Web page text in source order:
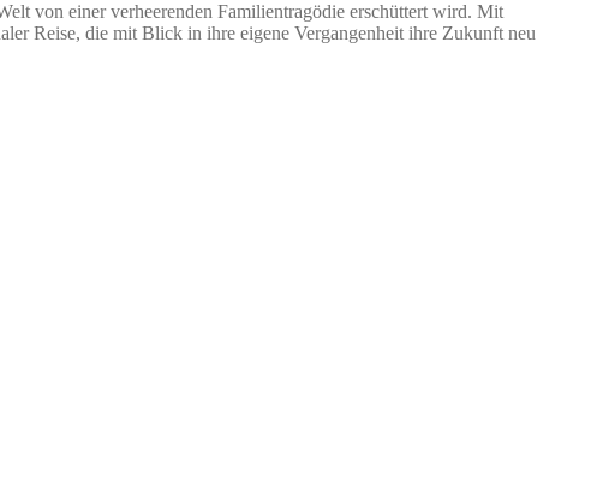
von einer verheerenden Familientragödie erschüttert wird. Mit
Reise, die mit Blick in ihre eigene Vergangenheit ihre Zukunft neu